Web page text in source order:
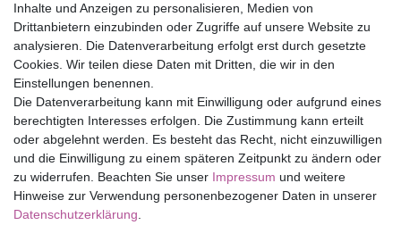
Top Marken
Eduplay
Folia Bringmann
Shop
Mein Konto
Service
Versandkosten
Inhalte und Anzeigen zu personalisieren, Medien von
Drittanbietern einzubinden oder Zugriffe auf unsere Website zu
analysieren. Die Datenverarbeitung erfolgt erst durch gesetzte
Cookies. Wir teilen diese Daten mit Dritten, die wir in den
Einstellungen benennen.
Die Datenverarbeitung kann mit Einwilligung oder aufgrund eines
berechtigten Interesses erfolgen. Die Zustimmung kann erteilt
oder abgelehnt werden. Es besteht das Recht, nicht einzuwilligen
und die Einwilligung zu einem späteren Zeitpunkt zu ändern oder
zu widerrufen. Beachten Sie unser Impressum und weitere
Hinweise zur Verwendung personenbezogener Daten in unserer
Daten­schutz­erklärung